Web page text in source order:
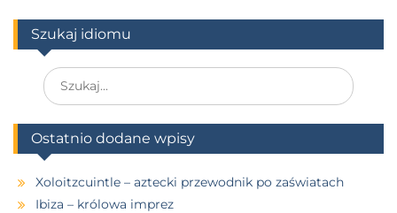
Szukaj idiomu
Ostatnio dodane wpisy
Xoloitzcuintle – aztecki przewodnik po zaświatach
Ibiza – królowa imprez